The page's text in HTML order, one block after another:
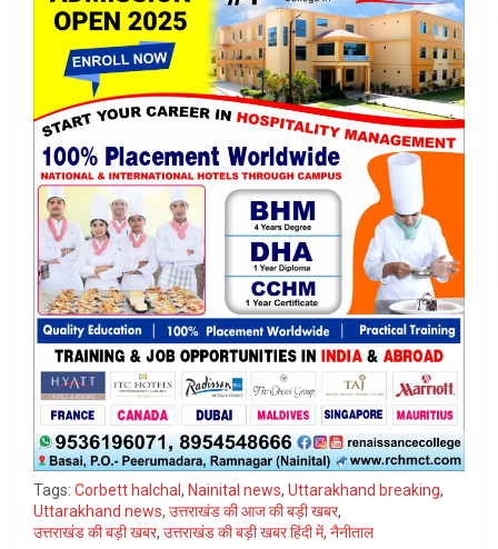
Tags: Corbett halchal, Nainital news, Uttarakhand breaking,
Uttarakhand news, उत्तराखंड की आज की बड़ी खबर,
उत्तराखंड की बड़ी खबर, उत्तराखंड की बड़ी खबर हिंदी में, नैनीताल